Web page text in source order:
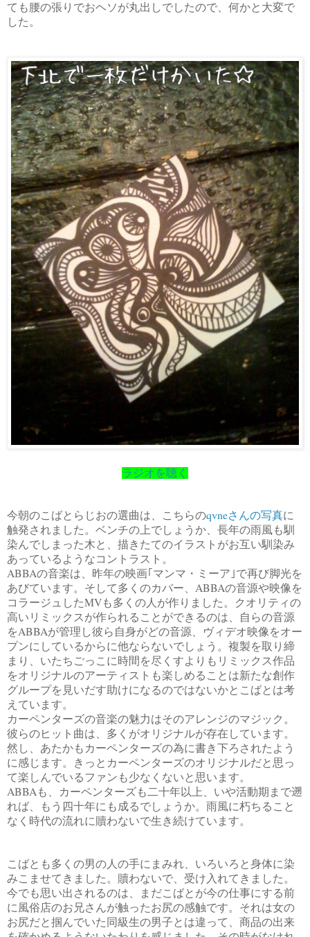
ても腰の張りでおヘソが丸出しでしたので、何かと大変で
した。
ラジオを聴く
今朝のこばとらじおの選曲は、こちらのqvneさんの写真に
触発されました。ベンチの上でしょうか、長年の雨風も馴
染んでしまった木と、描きたてのイラストがお互い馴染み
あっているようなコントラスト。
ABBAの音楽は、昨年の映画｢マンマ・ミーア｣で再び脚光を
あびています。そして多くのカバー、ABBAの音源や映像を
コラージュしたMVも多くの人が作りました。クオリティの
高いリミックスが作られることができるのは、自らの音源
をABBAが管理し彼ら自身がどの音源、ヴィデオ映像をオー
プンにしているからに他ならないでしょう。複製を取り締
まり、いたちごっこに時間を尽くすよりもリミックス作品
をオリジナルのアーティストも楽しめることは新たな創作
グループを見いだす助けになるのではないかとこばとは考
えています。
カーペンターズの音楽の魅力はそのアレンジのマジック。
彼らのヒット曲は、多くがオリジナルが存在しています。
然し、あたかもカーペンターズの為に書き下ろされたよう
に感じます。きっとカーペンターズのオリジナルだと思っ
て楽しんでいるファンも少なくないと思います。
ABBAも、カーペンターズも二十年以上、いや活動期まで遡
れば、もう四十年にも成るでしょうか。雨風に朽ちること
なく時代の流れに贖わないで生き続けています。
こばとも多くの男の人の手にまみれ、いろいろと身体に染
みこませてきました。贖わないで、受け入れてきました。
今でも思い出されるのは、まだこばとが今の仕事にする前
に風俗店のお兄さんが触ったお尻の感触です。それは女の
お尻だと掴んでいた同級生の男子とは違って、商品の出来